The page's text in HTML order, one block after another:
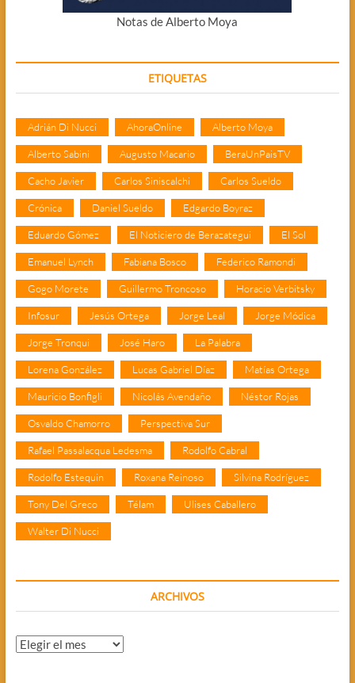
Notas de Alberto Moya
ETIQUETAS
Adrián Di Nucci AhoraOnline Alberto Moya
Alberto Sabini Augusto Macario BeraUnPaisTV
Cacho Javier Carlos Siniscalchi Carlos Sueldo
Crónica Daniel Sueldo Edgardo Boyraz
Eduardo Gómez El Noticiero de Berazategui El Sol
Emanuel Lynch Fabiana Bosco Federico Ramondi
Gogo Morete Guillermo Troncoso Horacio Verbitsky
Infosur Jesús Ortega Jorge Leal Jorge Módica
Jorge Tronqui José Haro La Palabra
Lorena González Lucas Gabriel Díaz Matías Ortega
Mauricio Bonfigli Nicolás Avendaño Néstor Rojas
Osvaldo Chamorro Perspectiva Sur
Rafael Passalacqua Ledesma Rodolfo Cabral
Rodolfo Estequin Roxana Reinoso Silvina Rodríguez
Tony Del Greco Télam Ulises Caballero
Walter Di Nucci
ARCHIVOS
Archivos